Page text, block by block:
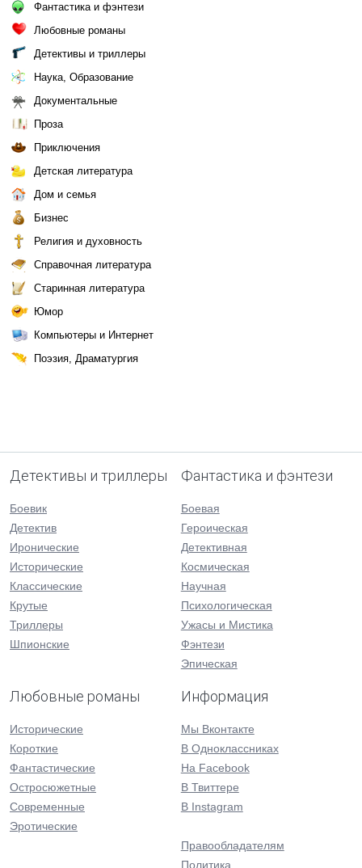
Фантастика и фэнтези
Любовные романы
Детективы и триллеры
Наука, Образование
Документальные
Проза
Приключения
Детская литература
Дом и семья
Бизнес
Религия и духовность
Справочная литература
Старинная литература
Юмор
Компьютеры и Интернет
Поэзия, Драматургия
Детективы и триллеры
Боевик
Детектив
Иронические
Исторические
Классические
Крутые
Триллеры
Шпионские
Фантастика и фэнтези
Боевая
Героическая
Детективная
Космическая
Научная
Психологическая
Ужасы и Мистика
Фэнтези
Эпическая
Любовные романы
Исторические
Короткие
Фантастические
Остросюжетные
Современные
Эротические
Информация
Мы Вконтакте
В Одноклассниках
На Facebook
В Твиттере
В Instagram
Правообладателям
Политика